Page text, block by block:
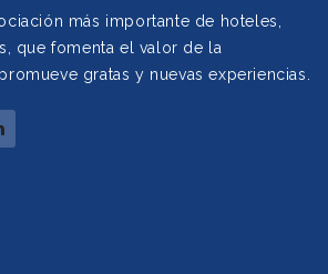
más importante de hoteles,
que fomenta el valor de la
gratas y nuevas experiencias.